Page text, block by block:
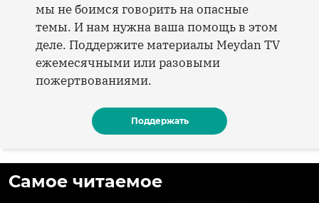
мы не боимся говорить на опасные
темы. И нам нужна ваша помощь в этом
деле. Поддержите материалы Meydan TV
ежемесячными или разовыми
пожертвованиями.
Поддержать
Самое читаемое